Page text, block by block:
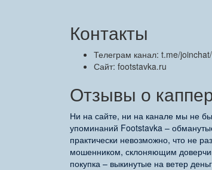
Контакты
Телеграм канал: t.me/
Сайт: footstavka.ru
Отзывы о
Ни на сайте, ни на канале мы не
упоминаний Footstavka –
практически невозможно, что не
мошенником, склоняющим
покупка – выкинутые на ветер